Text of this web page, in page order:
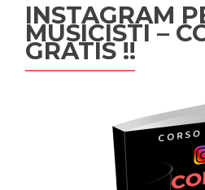
INSTAGRAM
MUSICISTI –
GRATIS !!